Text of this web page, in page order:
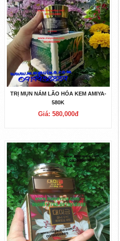
TRỊ MỤN NÁM LÃO HÓA KEM AMIYA-
580K
Giá: 580,000đ